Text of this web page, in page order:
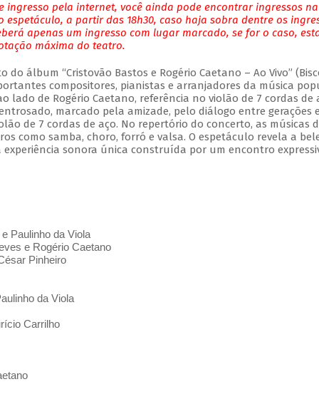
ingresso pela internet, você ainda pode encontrar ingressos na
espetáculo, a partir das 18h30, caso haja sobra dentre os
apenas um ingresso com lugar marcado, se for o caso,
máxima do teatro.
álbum “Cristovão Bastos e Rogério Caetano – Ao Vivo”
compositores, pianistas e arranjadores da música
lado de Rogério Caetano, referência no violão de 7 cordas de
marcado pela amizade, pelo diálogo entre gerações
de 7 cordas de aço. No repertório do concerto, as músicas
como samba, choro, forró e valsa. O espetáculo revela a
sonora única construída por um encontro
Paulinho da Viola
e Rogério Caetano
Pinheiro
da Viola
Carrilho